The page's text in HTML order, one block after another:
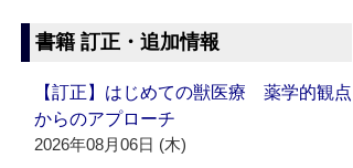
書籍 訂正・追加情報
【訂正】はじめての獣医療 薬学的観点
からのアプローチ
2026年08月06日 (木)